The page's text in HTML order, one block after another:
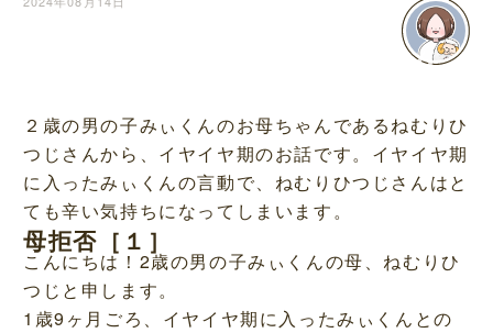
２歳の男の子みぃくんのお母ちゃんであるねむりひ
つじさんから、イヤイヤ期のお話です。イヤイヤ期
に入ったみぃくんの言動で、ねむりひつじさんはと
ても辛い気持ちになってしまいます。
母拒否［１］
こんにちは！2歳の男の子みぃくんの母、ねむりひ
つじと申します。
1歳9ヶ月ごろ、イヤイヤ期に入ったみぃくんとの